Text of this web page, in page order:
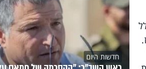
חדשות היום